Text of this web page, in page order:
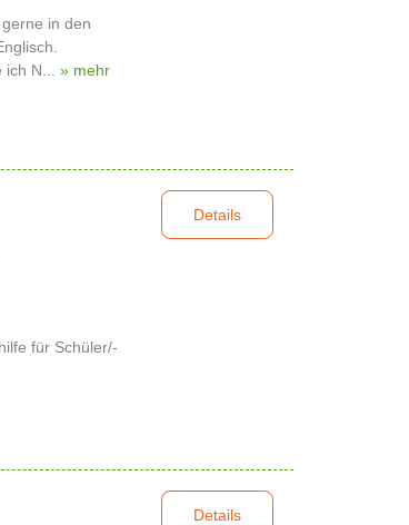
in den
N... » mehr
für Schüler/-
Details
Details